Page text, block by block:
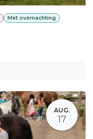
Met overnachting
AUG.
17